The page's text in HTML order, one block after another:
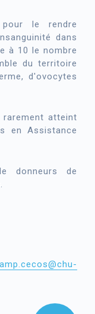
le rendre
dans
à 10 le nombre
du territoire
d'ovocytes
atteint
en Assistance
donneurs de